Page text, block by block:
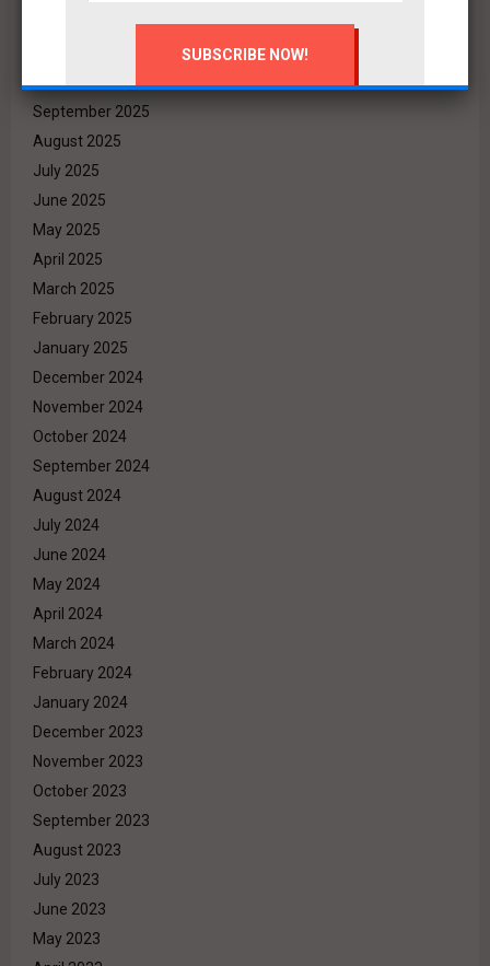
December 2025
October 2025
September 2025
August 2025
July 2025
June 2025
May 2025
April 2025
March 2025
February 2025
January 2025
December 2024
November 2024
October 2024
September 2024
August 2024
July 2024
June 2024
May 2024
April 2024
March 2024
February 2024
January 2024
December 2023
November 2023
October 2023
September 2023
August 2023
July 2023
June 2023
May 2023